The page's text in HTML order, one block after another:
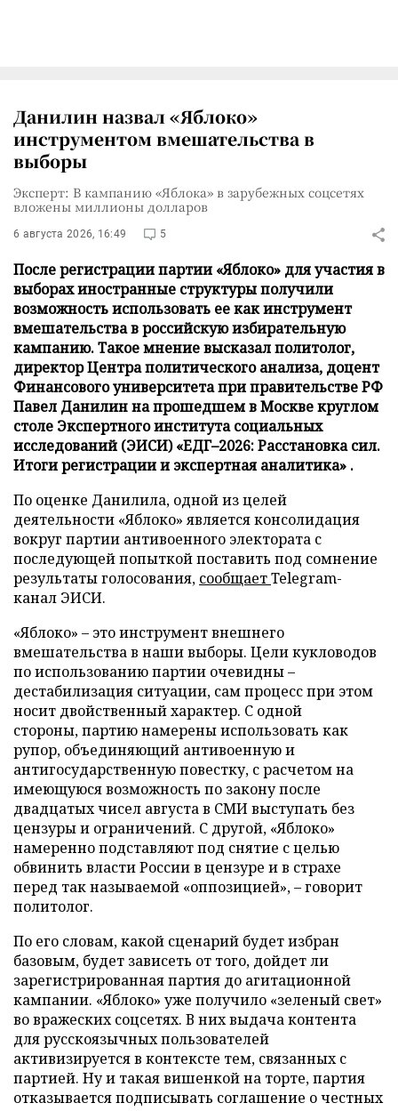
Данилин назвал «Яблоко»
инструментом вмешательства в
выборы
Эксперт: В кампанию «Яблока» в зарубежных соцсетях
вложены миллионы долларов
6 августа 2026, 16:49 5
После регистрации партии «Яблоко» для участия в
выборах иностранные структуры получили
возможность использовать ее как инструмент
вмешательства в российскую избирательную
кампанию. Такое мнение высказал политолог,
директор Центра политического анализа, доцент
Финансового университета при правительстве РФ
Павел Данилин на прошедшем в Москве круглом
столе Экспертного института социальных
исследований (ЭИСИ) «ЕДГ–2026: Расстановка сил.
Итоги регистрации и экспертная аналитика» .
По оценке Данилила, одной из целей
деятельности «Яблоко» является консолидация
вокруг партии антивоенного электората с
последующей попыткой поставить под сомнение
результаты голосования, сообщаетTelegram-
канал ЭИСИ.
«Яблоко» – это инструмент внешнего
вмешательства в наши выборы. Цели кукловодов
по использованию партии очевидны –
дестабилизация ситуации, сам процесс при этом
носит двойственный характер. С одной
стороны, партию намерены использовать как
рупор, объединяющий антивоенную и
антигосударственную повестку, с расчетом на
имеющуюся возможность по закону после
двадцатых чисел августа в СМИ выступать без
цензуры и ограничений. С другой, «Яблоко»
намеренно подставляют под снятие с целью
обвинить власти России в цензуре и в страхе
перед так называемой «оппозицией», – говорит
политолог.
По его словам, какой сценарий будет избран
базовым, будет зависеть от того, дойдет ли
зарегистрированная партия до агитационной
кампании. «Яблоко» уже получило «зеленый свет»
во вражеских соцсетях. В них выдача контента
для русскоязычных пользователей
активизируется в контексте тем, связанных с
партией. Ну и такая вишенкой на торте, партия
отказывается подписывать соглашение о честных